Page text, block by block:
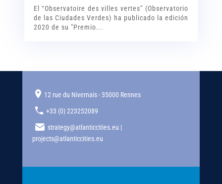
El “Observatoire des villes vertes” (Observatorio
de las Ciudades Verdes) ha publicado la edición
2020 de su "Premio...
12 rue du Nivernais - 35000 Rennes
+33 (0) 223252089
strategy@atlanticcities.eu |
projects@atlanticcities.eu